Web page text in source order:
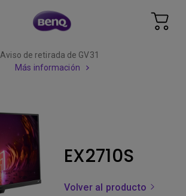
Aviso de retirada de GV31
Más información
EX2710S
Volver al producto